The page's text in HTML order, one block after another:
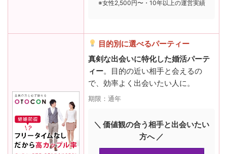
※女性2,500円〜・10年以上の運営実績
目的別に選べるパーティー
真剣な出会いに特化した婚活パーテ
ィー。目的の近い相手と会えるの
で、効率よく出会いたい人に。
期限：通年
＼ 価値観の合う相手と出会いたい
方へ ／